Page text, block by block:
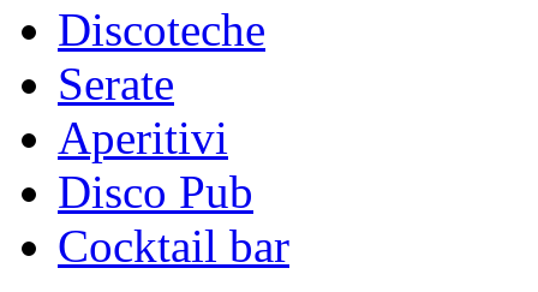
Discoteche
Serate
Aperitivi
Disco Pub
Cocktail bar